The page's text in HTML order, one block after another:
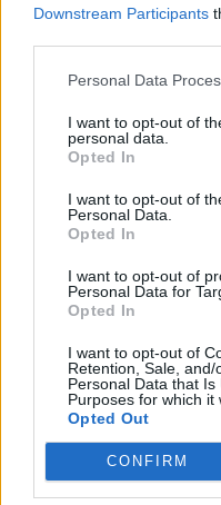
Downstream Participants
Personal Data
I want to opt-out of
personal data.
Opted In
I want to opt-out of
Personal Data.
Opted In
I want to opt-out of
Personal Data for
Opted In
I want to opt-out of
Retention, Sale,
Personal Data that
Purposes for which it
Opted Out
CONFIRM
Θέσεις εργασίας
Όλες οι Θέσεις Εργασίας
Θέσεις Εργασίας ανά
Θέσεις Εργασίας ανά